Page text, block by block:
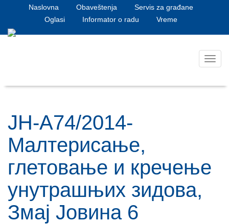
Naslovna Obaveštenja
Servis za građane
Oglasi
Informator o radu Vreme
ЈН-А74/2014-
Малтерисање,
глетовање и кречење
унутрашњих зидова,
Змај Јовина 6